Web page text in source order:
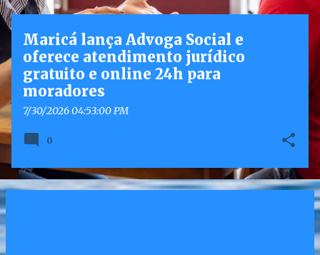
g
e
s
Maricá lança Advoga Social e
oferece atendimento jurídico
gratuito e online 24h para
moradores
7/30/2026 04:53:00 PM
0